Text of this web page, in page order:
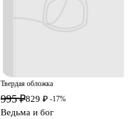
Твердая обложка
995 ₽829 ₽ -17%
Ведьма и бог